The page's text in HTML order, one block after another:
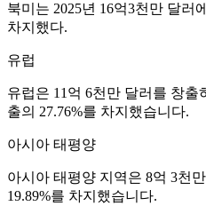
북미는 2025년 16억3천만 달러
차지했다.
유럽
유럽은 11억 6천만 달러를 창출
출의 27.76%를 차지했습니다.
아시아 태평양
아시아 태평양 지역은 8억 3천
19.89%를 차지했습니다.